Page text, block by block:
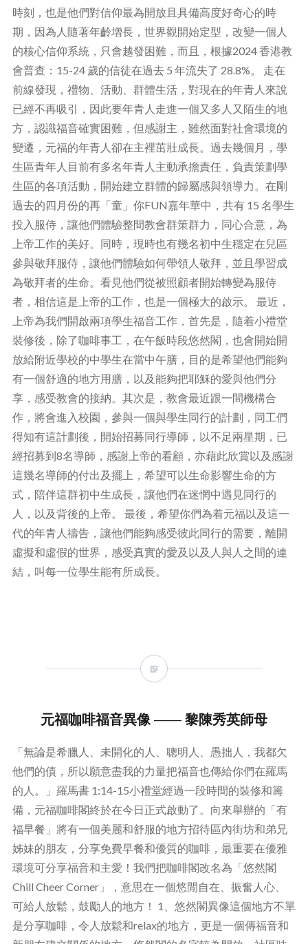
時刻，也是他們對信仰最為開放且具備高度好奇心的時
期，因為人隨著年齡增長，世界觀開始定型，改變一個人
的核心信仰系統，只會越發困難，而且，根據2024 香港教
會普查：15-24 歲的信徒在過去 5 年流失了 28.8%。 走在
前線發現，禮物、活動、群體生活，對現在的年青人來說
已經不再吸引，因此要年青人走進一個又多人又陌生的地
方，認識福音確實困難，但感謝主，雖然面對社會環境的
變遷，元福的年青人卻在主裡茁壯成長。過去幾個月，學
生區青年人目前有多名年青人主動承擔責任，負責策劃學
生區的各項活動，開始建立群體的歸屬感與領導力。在剛
過去的四月份的再「童」你FUN嘉年華中，共有 15 名學生
投入服侍，讓他們體驗整間教會群策群力，同心合意，為
上帝工作的美好。同時，現時也有幾名初中生穩定在兒區
參與敬拜服侍，讓他們體驗如何帶領人敬拜，並且學習成
為敬拜者的生命。看見他們從被照顧者開始轉變為服侍
者，相信這是上帝的工作，也是一個極大的啟示。 最近，
上帝為我們開啟兩項學生福音工作，首先是，隨着小禮堂
裝修後，除了咖啡事工，在午飯時段悠然閣，也會開始開
放給附近學校的中學生在當中午膳，目的是希望他們能夠
有一個舒適的地方用膳，以及能夠把耶穌的愛與他們分
享，感受教會的接納。其次是，教會最近跟一間機構合
作，將會進入校園，參與一個與學生同行的計劃，同工們
得知有這計劃後，開始招募同行導師，以不足兩星期，已
經招募到8名導師，感謝上帝的看顧，亦藉此欣賞以及感謝
這幾名導師的付出及擺上，希望可以生命影響生命的方
式，陪伴這群初中生成長，讓他們在迷惘中遇見同行的
人，以及背後的上帝。 最後，希望你們為着元福以及這一
代的年青人禱告，讓他們能夠感受彼此同行的需要，離開
虛擬和虛假的世界，感受真實的愛及以及人與人之間的連
結，叫每一位學生能有所成長。
元福咖啡福音異像 —— 黎陳秀英師母
「無論是希臘人、未開化的人、聰明人、愚拙人，我都欠
他們的債，所以願意盡我的力量把福音也傳給你們在羅馬
的人。」羅馬書 1:14-15小禮堂經過一段時間的裝修和籌
備，元福咖啡閣終於在今日正式啟動了。向來舉辦的「有
福早餐」將有一個美麗和舒服的地方招待區內街坊和弟兄
姊妹的朋友，分享免費早餐和優質的咖啡，最重要在優雅
環境可分享福音和主愛！我們把咖啡閣改名為「悠然閣
Chill Cheer Corner」，意思在一個悠閒自在、振奮人心、
可給人放鬆，鼓勵人的地方！ 1、悠然閣異像這個地方不單
是分享咖啡，令人放鬆和relax的地方，更是一個傳福音和